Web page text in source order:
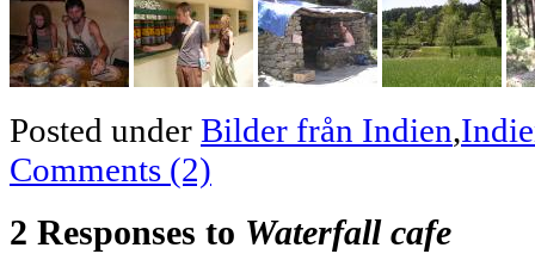
Posted under Bilder från Indien,
Comments (2)
2 Responses to Waterfall cafe